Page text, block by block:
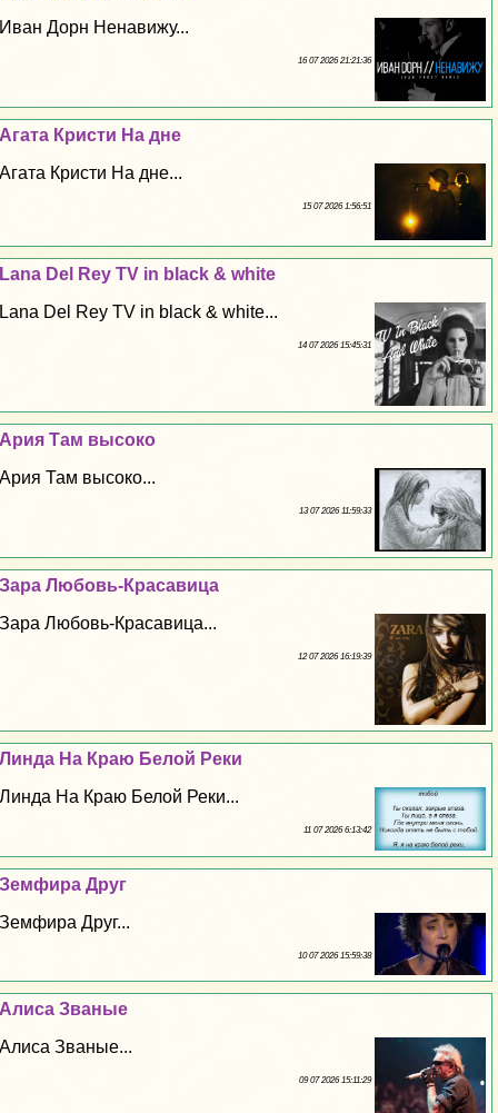
Иван Дорн Ненавижу...
16 07 2026 21:21:36
Агата Кристи На дне
Агата Кристи На дне...
15 07 2026 1:56:51
Lana Del Rey TV in black & white
Lana Del Rey TV in black & white...
14 07 2026 15:45:31
Ария Там высоко
Ария Там высоко...
13 07 2026 11:59:33
Зара Любовь-Красавица
Зара Любовь-Красавица...
12 07 2026 16:19:39
Линда На Краю Белой Реки
Линда На Краю Белой Реки...
11 07 2026 6:13:42
Земфира Друг
Земфира Друг...
10 07 2026 15:59:38
Алиса Званые
Алиса Званые...
09 07 2026 15:11:29